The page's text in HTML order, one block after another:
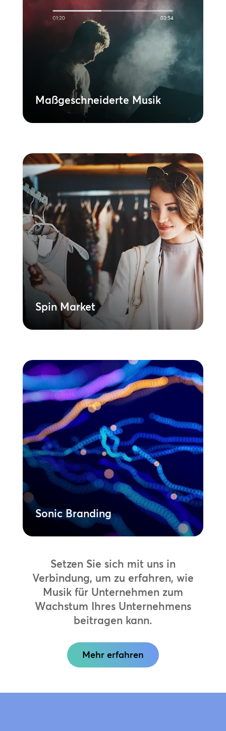
Maßgeschneiderte Musik
zusammen, um eine maßgeschneiderte
Wiedergabeliste mit lizenzierter
Originalmusik zu erstellen, die Ihre
Geschichte perfekt in Szene setzt. Eine
nahtlose Mischung aus Strategie und
Emotion, maßgeschneidert, um Ihre
Zielgruppe anzusprechen.
Mehr erfahren
Spin Market
Stellen Sie eine erstklassige
Wiedergabeliste mit unserem Boutique-
Musikdienst zusammen. Dieser
handgefertigte Service, der speziell für
Einzelhandelsgeschäfte, Restaurants,
Hotels und andere Einrichtungen des
Gastgewerbes entwickelt wurde, sorgt für
ein tiefes Eintauchen in die Marke und
lässt sich nahtlos in Ihre bestehenden AV-
Systeme integrieren.
Mehr erfahren
Sonic Branding
Sonic Branding
Definieren Sie Ihren Markensound.
Entdecken Sie, wie Sie mit Sonic Branding
eine konsistente Identität schaffen
können, von einem wirklich einzigartigen
Sonic Logo bis hin zu einer
maßgeschneiderten kanalübergreifenden
Musikstrategie.
Mehr erfahren
Setzen Sie sich mit uns in
Verbindung, um zu erfahren, wie
Musik für Unternehmen zum
Wachstum Ihres Unternehmens
beitragen kann.
Mehr erfahren